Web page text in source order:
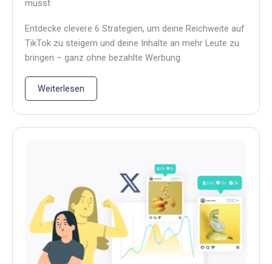
musst
Entdecke clevere 6 Strategien, um deine Reichweite auf
TikTok zu steigern und deine Inhalte an mehr Leute zu
bringen – ganz ohne bezahlte Werbung.
Weiterlesen